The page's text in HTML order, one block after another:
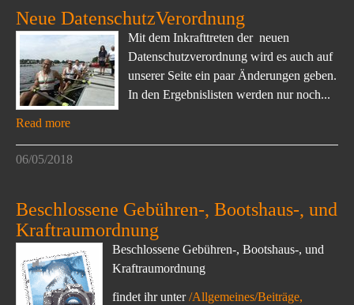
Neue DatenschutzVerordnung
Mit dem Inkrafttreten der neuen
Datenschutzverordnung wird es auch auf
unserer Seite ein paar Änderungen geben.
In den Ergebnislisten werden nur noch...
Read more
06/05/2018
Beschlossene Gebühren-, Bootshaus-, und
Kraftraumordnung
Beschlossene Gebühren-, Bootshaus-, und
Kraftraumordnung
findet ihr unter/Allgemeines/Beiträge,